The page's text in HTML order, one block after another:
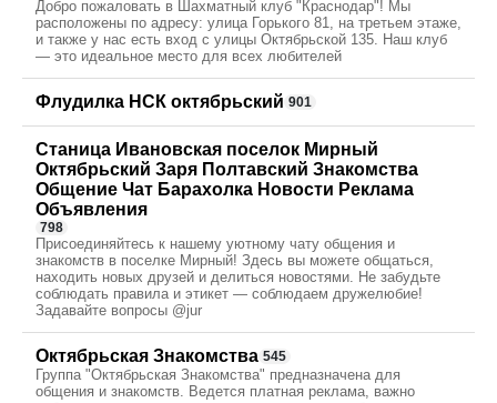
Добро пожаловать в Шахматный клуб "Краснодар"! Мы
расположены по адресу: улица Горького 81, на третьем этаже,
и также у нас есть вход с улицы Октябрьской 135. Наш клуб
— это идеальное место для всех любителей
Флудилка НСК октябрьский 901
Станица Ивановская поселок Мирный
Октябрьский Заря Полтавский Знакомства
Общение Чат Барахолка Новости Реклама
Объявления
798
Присоединяйтесь к нашему уютному чату общения и
знакомств в поселке Мирный! Здесь вы можете общаться,
находить новых друзей и делиться новостями. Не забудьте
соблюдать правила и этикет — соблюдаем дружелюбие!
Задавайте вопросы @jur
Октябрьская Знакомства 545
Группа "Октябрьская Знакомства" предназначена для
общения и знакомств. Ведется платная реклама, важно